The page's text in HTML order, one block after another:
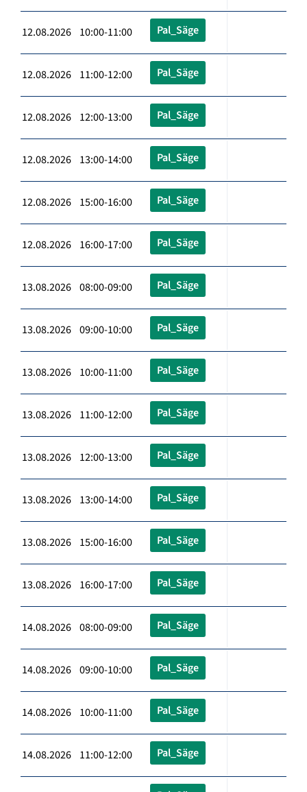
12.08.2026 10:00-11:00 Pal_Säge
12.08.2026 11:00-12:00 Pal_Säge
12.08.2026 12:00-13:00 Pal_Säge
12.08.2026 13:00-14:00 Pal_Säge
12.08.2026 15:00-16:00 Pal_Säge
12.08.2026 16:00-17:00 Pal_Säge
13.08.2026 08:00-09:00 Pal_Säge
13.08.2026 09:00-10:00 Pal_Säge
13.08.2026 10:00-11:00 Pal_Säge
13.08.2026 11:00-12:00 Pal_Säge
13.08.2026 12:00-13:00 Pal_Säge
13.08.2026 13:00-14:00 Pal_Säge
13.08.2026 15:00-16:00 Pal_Säge
13.08.2026 16:00-17:00 Pal_Säge
14.08.2026 08:00-09:00 Pal_Säge
14.08.2026 09:00-10:00 Pal_Säge
14.08.2026 10:00-11:00 Pal_Säge
14.08.2026 11:00-12:00 Pal_Säge